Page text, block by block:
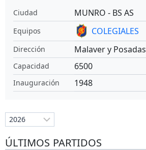
Ciudad MUNRO - BS AS
Equipos COLEGIALES
Dirección Malaver y Posadas
Capacidad 6500
Inauguración 1948
ÚLTIMOS PARTIDOS